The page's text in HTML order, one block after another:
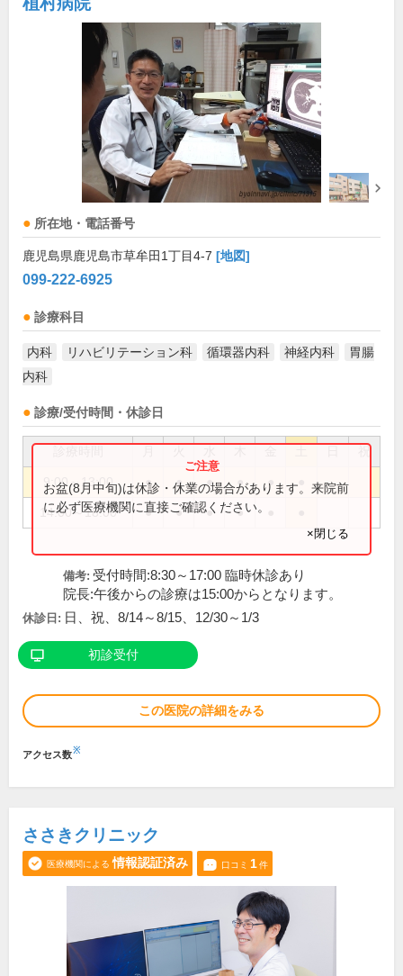
所在地・電話番号
鹿児島県鹿児島市草牟田1丁目4-7 [地図]
099-222-6925
診療科目
内科 リハビリテーション科 循環器内科 神経内科
胃腸
内科
診療/受付時間・休診日
祝
9:00～13:00 ● ● ● ● ●
14:00～18:00 ● ● ● ●
お盆(8月中旬)は休診・休業の場合があります。来院前
に必ず医療機関に直接ご確認ください。
×閉じる
備考: 受付時間:8:30～17:00 臨時休診あり
院長:午後からの診療は15:00からとなります。
休診日: 日、祝、8/14～8/15、12/30～1/3
初診受付
この医院の詳細をみる
アクセス数※
ささきクリニック
医療機関による 情報認証済み 口コミ 1件